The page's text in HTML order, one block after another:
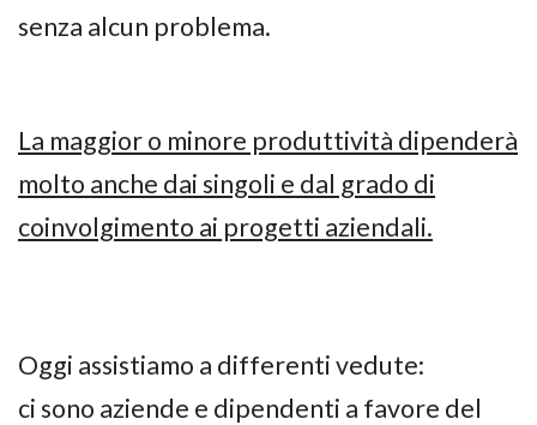
senza alcun problema.
La maggior o minore produttività dipenderà
molto anche dai singoli e dal grado di
coinvolgimento ai progetti aziendali.
Oggi assistiamo a differenti vedute:
ci sono aziende e dipendenti a favore del